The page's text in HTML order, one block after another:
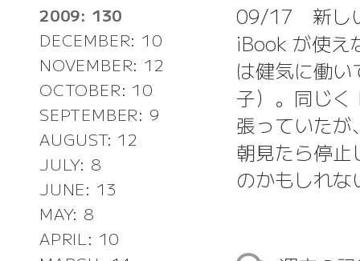
2009: 130
DECEMBER: 10
NOVEMBER: 12
OCTOBER: 10
SEPTEMBER: 9
AUGUST: 12
JULY: 8
JUNE: 13
MAY: 8
APRIL: 10
09/17 新し
iBook が使え
は健気に働
子）。同じ
張っていた
朝見たら停
のかもしれな